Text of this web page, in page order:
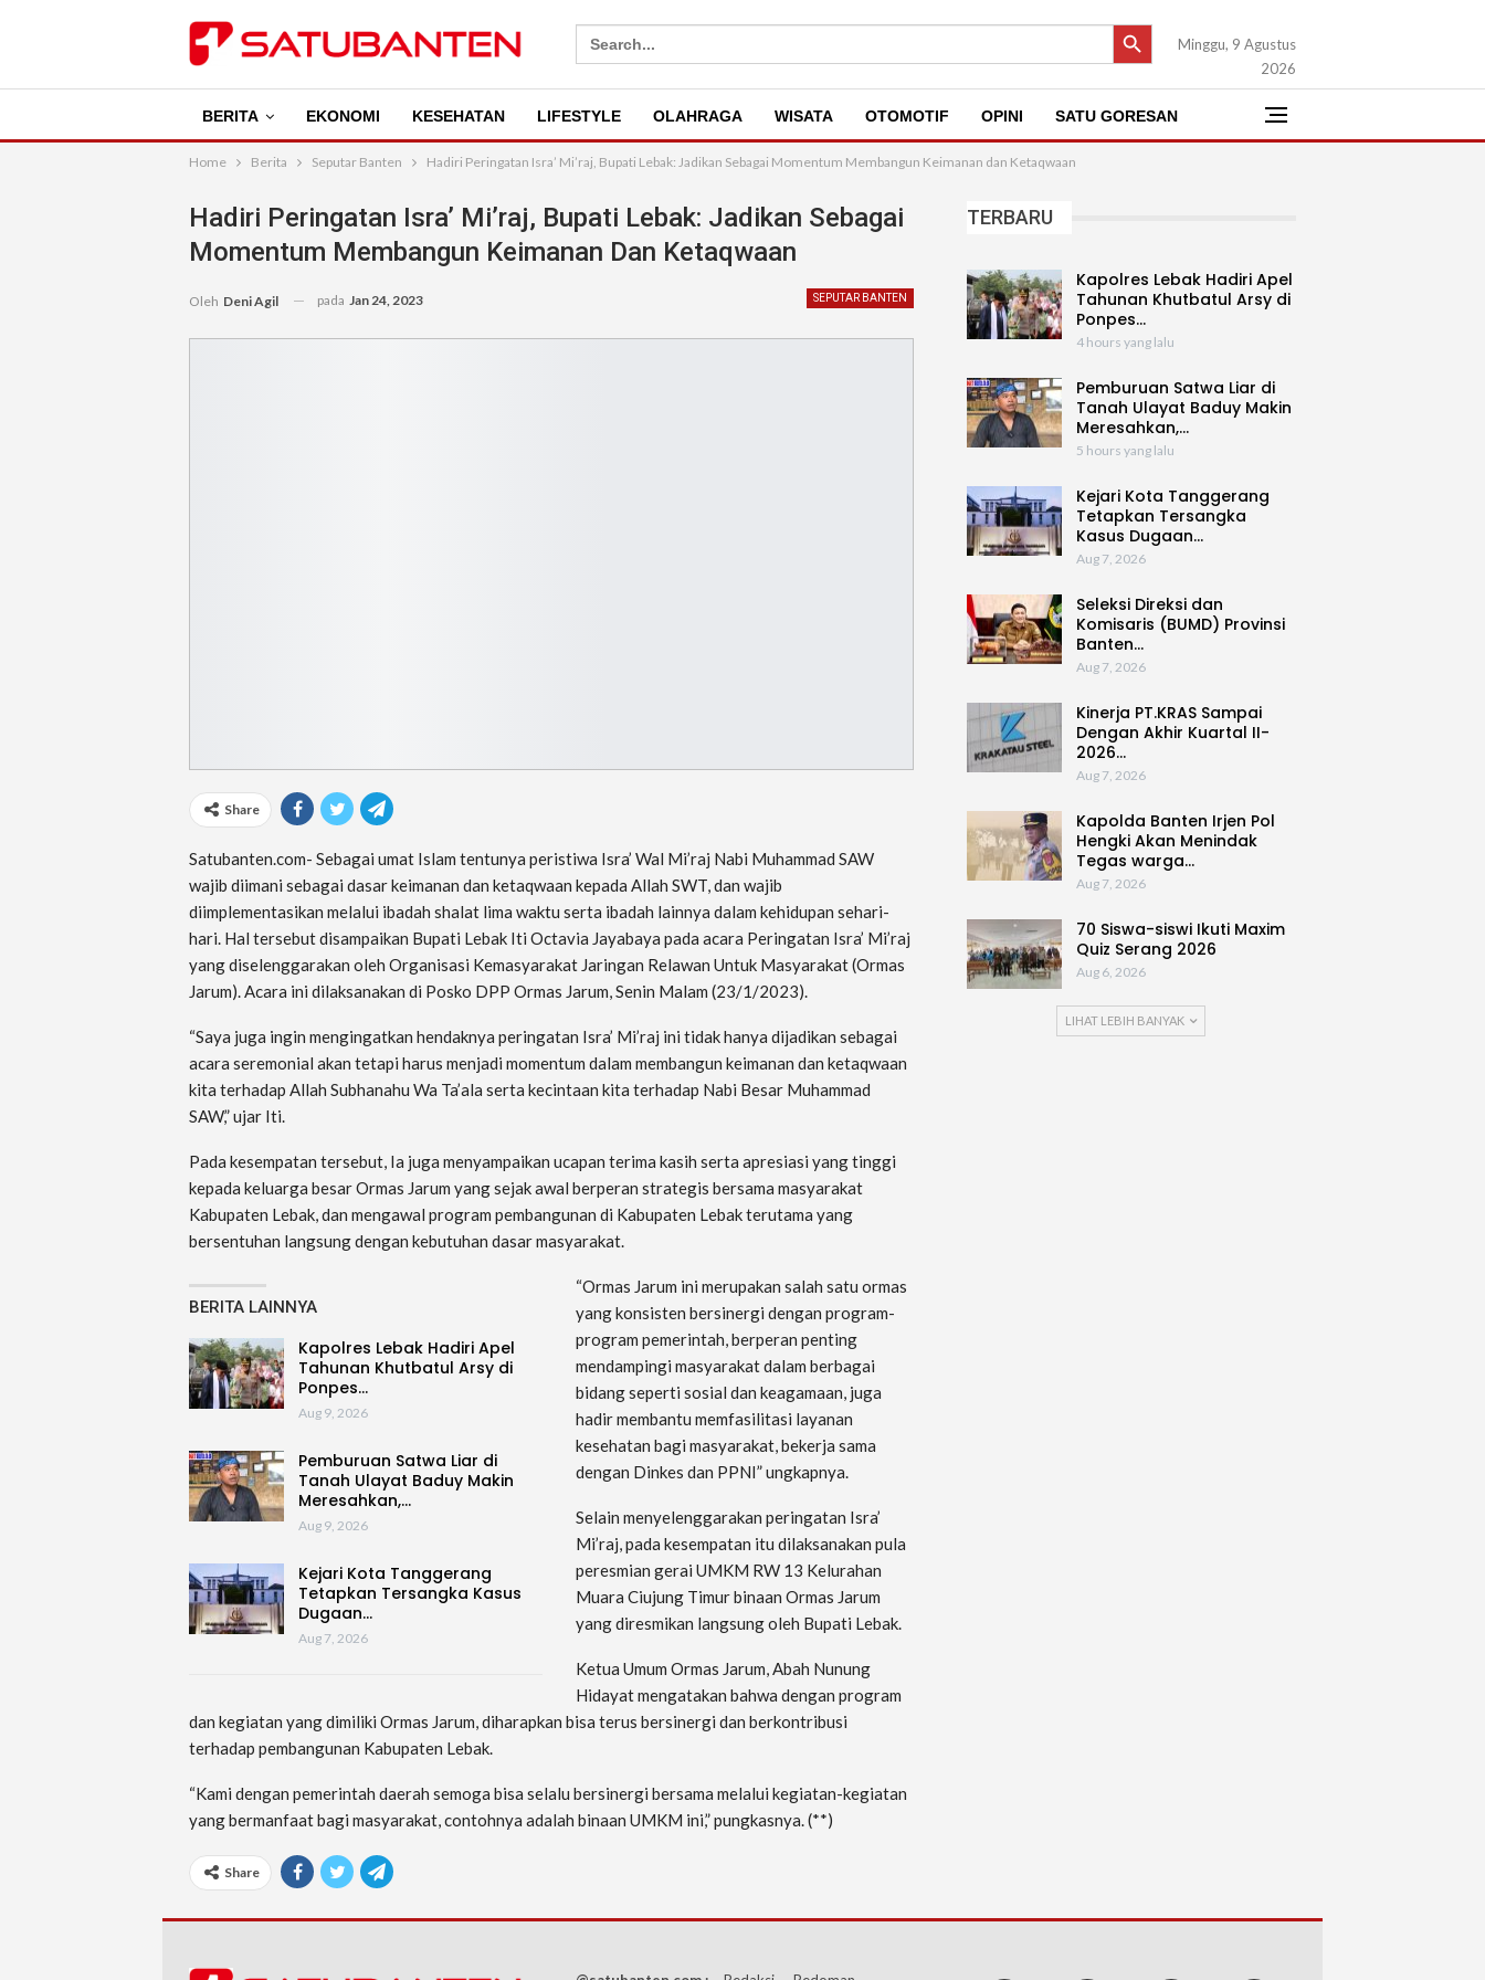
Search
for:
SEARCH BUTTON
Minggu, 9 Agustus
2026
BERITA EKONOMI KESEHATAN LIFESTYLE OLAHRAGA WISATA OTOMOTIF OPINI SATU GORESAN
Home Berita Seputar Banten Hadiri Peringatan Isra’ Mi’raj, Bupati Lebak: Jadikan Sebagai Momentum Membangun Keimanan dan Ketaqwaan
Hadiri Peringatan Isra’ Mi’raj, Bupati Lebak: Jadikan Sebagai
Momentum Membangun Keimanan Dan Ketaqwaan
SEPUTAR BANTEN
Oleh Deni Agil pada Jan 24, 2023
Share
Satubanten.com- Sebagai umat Islam tentunya peristiwa Isra’ Wal Mi’raj Nabi Muhammad SAW
wajib diimani sebagai dasar keimanan dan ketaqwaan kepada Allah SWT, dan wajib
diimplementasikan melalui ibadah shalat lima waktu serta ibadah lainnya dalam kehidupan sehari-
hari. Hal tersebut disampaikan Bupati Lebak Iti Octavia Jayabaya pada acara Peringatan Isra’ Mi’raj
yang diselenggarakan oleh Organisasi Kemasyarakat Jaringan Relawan Untuk Masyarakat (Ormas
Jarum). Acara ini dilaksanakan di Posko DPP Ormas Jarum, Senin Malam (23/1/2023).
“Saya juga ingin mengingatkan hendaknya peringatan Isra’ Mi’raj ini tidak hanya dijadikan sebagai
acara seremonial akan tetapi harus menjadi momentum dalam membangun keimanan dan ketaqwaan
kita terhadap Allah Subhanahu Wa Ta’ala serta kecintaan kita terhadap Nabi Besar Muhammad
SAW,” ujar Iti.
Pada kesempatan tersebut, Ia juga menyampaikan ucapan terima kasih serta apresiasi yang tinggi
kepada keluarga besar Ormas Jarum yang sejak awal berperan strategis bersama masyarakat
Kabupaten Lebak, dan mengawal program pembangunan di Kabupaten Lebak terutama yang
bersentuhan langsung dengan kebutuhan dasar masyarakat.
BERITA LAINNYA
Kapolres Lebak Hadiri Apel
Tahunan Khutbatul Arsy di
Ponpes…
Aug 9, 2026
Pemburuan Satwa Liar di
Tanah Ulayat Baduy Makin
Meresahkan,…
Aug 9, 2026
Kejari Kota Tanggerang
Tetapkan Tersangka Kasus
Dugaan…
Aug 7, 2026
“Ormas Jarum ini merupakan salah satu ormas
yang konsisten bersinergi dengan program-
program pemerintah, berperan penting
mendampingi masyarakat dalam berbagai
bidang seperti sosial dan keagamaan, juga
hadir membantu memfasilitasi layanan
kesehatan bagi masyarakat, bekerja sama
dengan Dinkes dan PPNI” ungkapnya.
Selain menyelenggarakan peringatan Isra’
Mi’raj, pada kesempatan itu dilaksanakan pula
peresmian gerai UMKM RW 13 Kelurahan
Muara Ciujung Timur binaan Ormas Jarum
yang diresmikan langsung oleh Bupati Lebak.
Ketua Umum Ormas Jarum, Abah Nunung
Hidayat mengatakan bahwa dengan program
dan kegiatan yang dimiliki Ormas Jarum, diharapkan bisa terus bersinergi dan berkontribusi
terhadap pembangunan Kabupaten Lebak.
“Kami dengan pemerintah daerah semoga bisa selalu bersinergi bersama melalui kegiatan-kegiatan
yang bermanfaat bagi masyarakat, contohnya adalah binaan UMKM ini,” pungkasnya. (**)
Share
TERBARU
Kapolres Lebak Hadiri Apel
Tahunan Khutbatul Arsy di
Ponpes…
4 hours yang lalu
Pemburuan Satwa Liar di
Tanah Ulayat Baduy Makin
Meresahkan,…
5 hours yang lalu
Kejari Kota Tanggerang
Tetapkan Tersangka
Kasus Dugaan…
Aug 7, 2026
Seleksi Direksi dan
Komisaris (BUMD) Provinsi
Banten…
Aug 7, 2026
Kinerja PT.KRAS Sampai
Dengan Akhir Kuartal II-
2026…
Aug 7, 2026
Kapolda Banten Irjen Pol
Hengki Akan Menindak
Tegas warga…
Aug 7, 2026
70 Siswa-siswi Ikuti Maxim
Quiz Serang 2026
Aug 6, 2026
LIHAT LEBIH BANYAK